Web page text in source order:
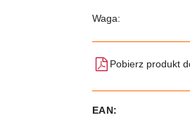
Waga:
Pobierz produkt
EAN: